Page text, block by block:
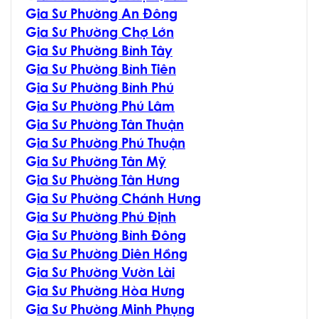
Gia Sư Phường An Đông
Gia Sư Phường Chợ Lớn
Gia Sư Phường Bình Tây
Gia Sư Phường Bình Tiên
Gia Sư Phường Bình Phú
Gia Sư Phường Phú Lâm
Gia Sư Phường Tân Thuận
Gia Sư Phường Phú Thuận
Gia Sư Phường Tân Mỹ
Gia Sư Phường Tân Hưng
Gia Sư Phường Chánh Hưng
Gia Sư Phường Phú Định
Gia Sư Phường Bình Đông
Gia Sư Phường Diên Hồng
Gia Sư Phường Vườn Lài
Gia Sư Phường Hòa Hưng
Gia Sư Phường Minh Phụng